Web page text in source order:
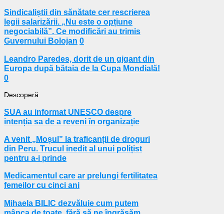
Sindicaliștii din sănătate cer rescrierea
legii salarizării. „Nu este o opțiune
negociabilă”. Ce modificări au trimis
Guvernului Bolojan 0
Leandro Paredes, dorit de un gigant din
Europa după bătaia de la Cupa Mondială!
0
Descoperă
SUA au informat UNESCO despre
intenția sa de a reveni în organizație
A venit „Moșul” la traficanții de droguri
din Peru. Trucul inedit al unui polițist
pentru a-i prinde
Medicamentul care ar prelungi fertilitatea
femeilor cu cinci ani
Mihaela BILIC dezvăluie cum putem